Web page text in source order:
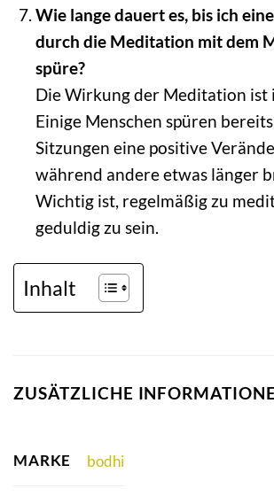
Wie lange dauert es, bis ich
durch die Meditation mit dem
spüre?
Die Wirkung der Meditation ist
Einige Menschen spüren
Sitzungen eine positive
während andere etwas länger
Wichtig ist, regelmäßig zu
geduldig zu sein.
Inhalt
ZUSÄTZLICHE
MARKE bodhi